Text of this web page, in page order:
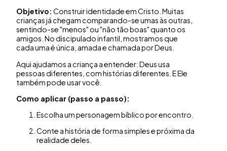
Objetivo: Construir identidade em Cristo. Muitas
crianças já chegam comparando-se umas às outras,
sentindo-se "menos" ou "não tão boas" quanto os
amigos. No discipulado infantil, mostramos que
cada uma é única, amada e chamada por Deus.
Aqui ajudamos a criança a entender: Deus usa
pessoas diferentes, com histórias diferentes. E Ele
também pode usar você.
Como aplicar (passo a passo):
Escolha um personagem bíblico por encontro.
Conte a história de forma simples e próxima da
realidade deles.